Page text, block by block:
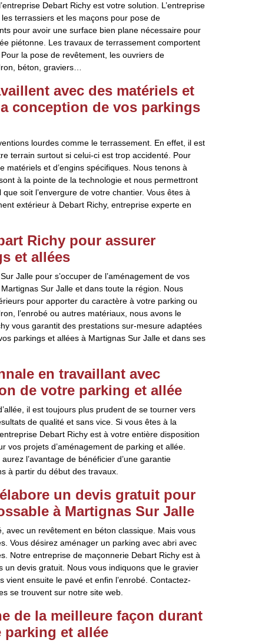
Debart Richy est votre solution. L’entreprise
terrassiers et les maçons pour pose de
pour avoir une surface bien plane nécessaire pour
piétonne. Les travaux de terrassement comportent
la pose de revêtement, les ouvriers de
béton, graviers…
avec des matériels et
conception de vos parkings
lourdes comme le terrassement. En effet, il est
terrain surtout si celui-ci est trop accidenté. Pour
matériels et d’engins spécifiques. Nous tenons à
à la pointe de la technologie et nous permettront
soit l’envergure de votre chantier. Vous êtes à
extérieur à Debart Richy, entreprise experte en
Richy pour assurer
et allées
Jalle pour s’occuper de l’aménagement de vos
Sur Jalle et dans toute la région. Nous
pour apporter du caractère à votre parking ou
l’enrobé ou autres matériaux, nous avons le
vous garantit des prestations sur-mesure adaptées
parkings et allées à Martignas Sur Jalle et dans ses
en travaillant avec
de votre parking et allée
il est toujours plus prudent de se tourner vers
de qualité et sans vice. Si vous êtes à la
Debart Richy est à votre entière disposition
projets d’aménagement de parking et allée.
l’avantage de bénéficier d’une garantie
à partir du début des travaux.
un devis gratuit pour
à Martignas Sur Jalle
avec un revêtement en béton classique. Mais vous
Vous désirez aménager un parking avec abri avec
Notre entreprise de maçonnerie Debart Richy est à
devis gratuit. Nous vous indiquons que le gravier
ensuite le pavé et enfin l’enrobé. Contactez-
se trouvent sur notre site web.
de la meilleure façon durant
parking et allée